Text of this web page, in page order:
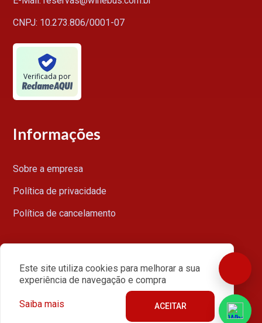
CNPJ: 10.273.806/0001-07
Verificada por
Informações
Sobre a empresa
Política de privacidade
Política de cancelamento
Este site utiliza cookies para melhorar a sua
experiência de navegação e compra
Saiba mais ACEITAR